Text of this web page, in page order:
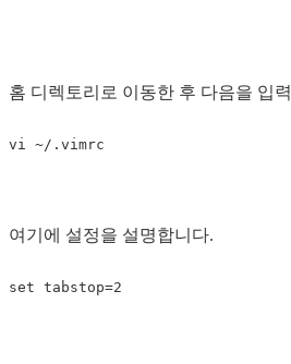
홈 디렉토리로 이동한 후 다음을 입력
여기에 설정을 설명합니다.